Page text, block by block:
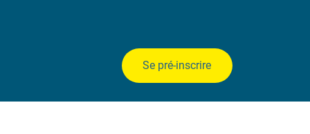
Se pré-inscrire